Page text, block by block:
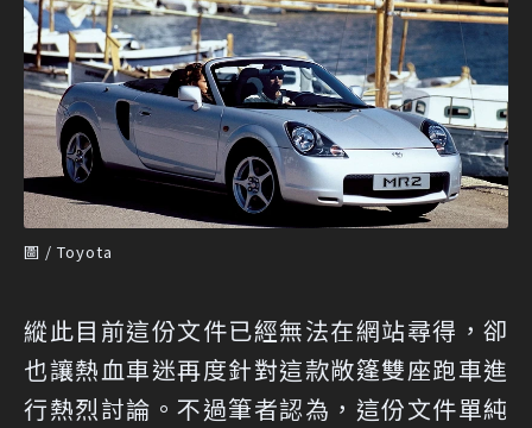
圖 / Toyota
縱此目前這份文件已經無法在網站尋得，卻
也讓熱血車迷再度針對這款敞篷雙座跑車進
行熱烈討論。不過筆者認為，這份文件單純